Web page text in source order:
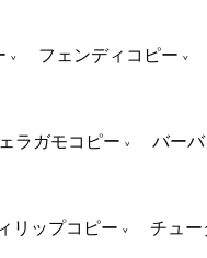
フェンディコピー
ラガモコピー バー
リップコピー チュ